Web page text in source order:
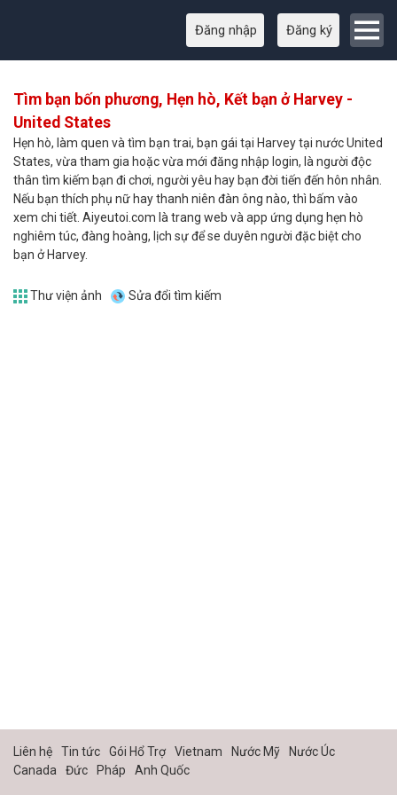
Đăng nhập Đăng ký
Tìm bạn bốn phương, Hẹn hò, Kết bạn ở Harvey -
United States
Hẹn hò, làm quen và tìm bạn trai, bạn gái tại Harvey tại nước United
States, vừa tham gia hoặc vừa mới đăng nhập login, là người độc
thân tìm kiếm bạn đi chơi, người yêu hay bạn đời tiến đến hôn nhân.
Nếu bạn thích phụ nữ hay thanh niên đàn ông nào, thì bấm vào
xem chi tiết. Aiyeutoi.com là trang web và app ứng dụng hẹn hò
nghiêm túc, đàng hoàng, lịch sự để se duyên người đặc biệt cho
bạn ở Harvey.
Thư viện ảnh Sửa đổi tìm kiếm
Liên hệ Tin tức Gói Hổ Trợ Vietnam Nước Mỹ
Nước Úc
Canada
Đức Pháp Anh Quốc